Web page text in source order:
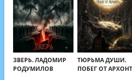
ЗВЕРЬ. ЛАДОМИР
РОДУМИЛОВ
ТЮРЬМА ДУШИ.
ПОБЕГ ОТ